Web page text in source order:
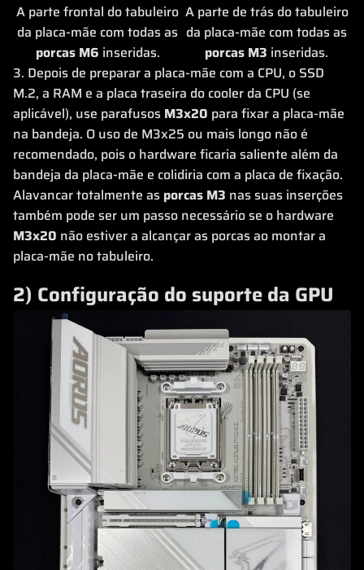
A parte frontal do tabuleiro
da placa-mãe com todas as
porcas M6 inseridas.
A parte de trás do tabuleiro
da placa-mãe com todas as
porcas M3 inseridas.
3. Depois de preparar a placa-mãe com a CPU, o SSD
M.2, a RAM e a placa traseira do cooler da CPU (se
aplicável), use parafusos M3x20 para fixar a placa-mãe
na bandeja. O uso de M3x25 ou mais longo não é
recomendado, pois o hardware ficaria saliente além da
bandeja da placa-mãe e colidiria com a placa de fixação.
Alavancar totalmente as porcas M3 nas suas inserções
também pode ser um passo necessário se o hardware
M3x20 não estiver a alcançar as porcas ao montar a
placa-mãe no tabuleiro.
2) Configuração do suporte da GPU